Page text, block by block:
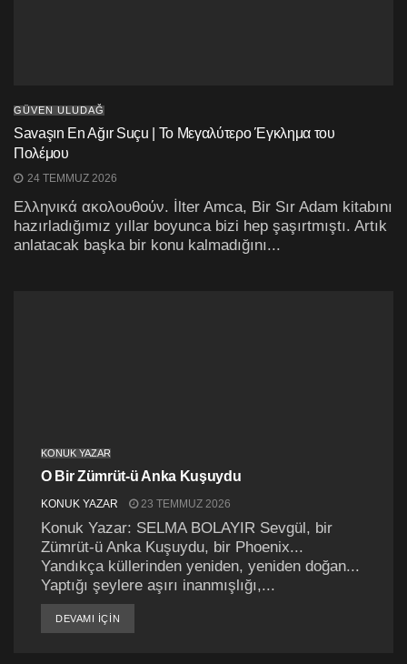
GÜVEN ULUDAĞ
Savaşın En Ağır Suçu | ​To Μεγαλύτερο Έγκλημα του
Πολέμου
24 TEMMUZ 2026
Ελληνικά ακολουθούν. İlter Amca, Bir Sır Adam kitabını
hazırladığımız yıllar boyunca bizi hep şaşırtmıştı. Artık
anlatacak başka bir konu kalmadığını...
KONUK YAZAR
O Bir Zümrüt-ü Anka Kuşuydu
KONUK YAZAR 23 TEMMUZ 2026
Konuk Yazar: SELMA BOLAYIR Sevgül, bir
Zümrüt-ü Anka Kuşuydu, bir Phoenix...
Yandıkça küllerinden yeniden, yeniden doğan...
Yaptığı şeylere aşırı inanmışlığı,...
DEVAMI IÇIN